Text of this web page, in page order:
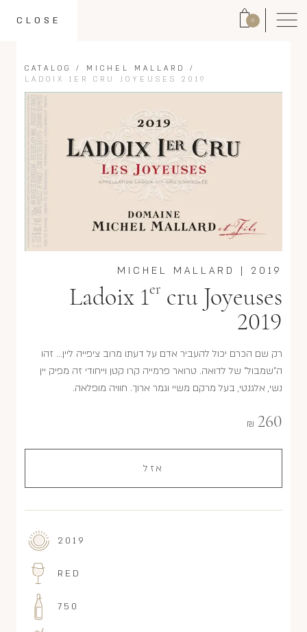
0
CLOSE
CATALOG / MICHEL MALLARD
/
LADOIX 1ER CRU JOYEUSES 2019
2019
MICHEL MALLARD
Ladoix 1er cru Joyeuses
2019
רק שם הכרם יכול להעביר אדם על דעתו מרוב ציפייה ליין... זהו
ה"שמבול" של לדואה. טרואר פרמייה קרו קטן וייחודי זה מפיק יין
נשי, אלגנטי, בעל מרקם משיי וגמר ארוך. חוויה מופלאה.
260
₪
אזל
2019
RED
750